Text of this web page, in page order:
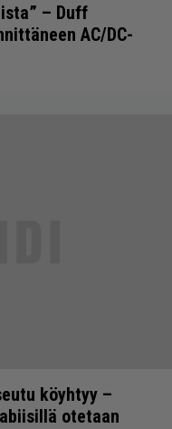
– Duff
AC/DC-
köyhtyy –
otetaan